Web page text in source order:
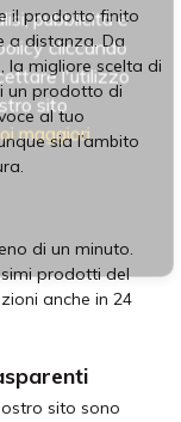
pubblicità e
cliccando
l'utilizzo
sito
maggiori
il prodotto finito
a distanza. Da
la migliore scelta di
un prodotto di
al tuo
sia l’ambito
di un minuto.
prodotti del
anche in 24
sito sono